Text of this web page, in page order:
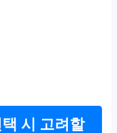
시 고려할